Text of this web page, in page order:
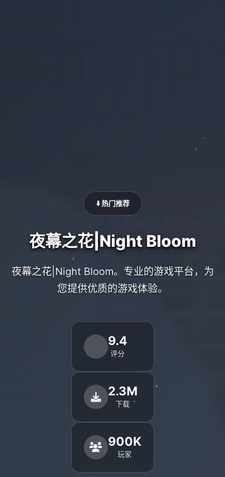
⬇️ 热门推荐
夜幕之花|Night Bloom
夜幕之花|Night Bloom。专业的游戏平台，为
您提供优质的游戏体验。
9.4
评分
2.3M
下载
900K
玩家